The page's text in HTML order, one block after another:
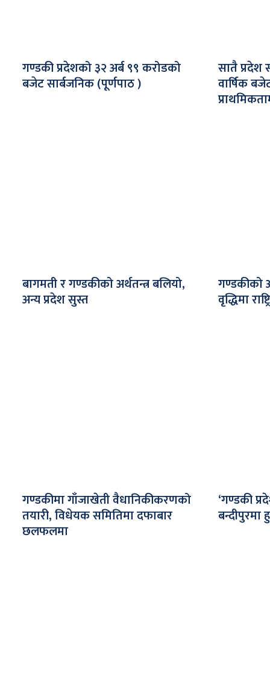
गण्डकी प्रदेशको ३२ अर्ब ९९ करोडको
बजेट सार्बजनिक (पूर्णपाठ )
सातै
वार्षिक
बागमती र गण्डकीको अर्थतन्त्र बलियो,
अन्य प्रदेश सुस्त
गण्डकीको
वृद्धिमा
गण्डकीमा गाँजाखेती वैधानिकीकरणको
तयारी, विधेयक समितिमा दफाबार
छलफलमा
‘गण्डकी
बन्दीपुरमा